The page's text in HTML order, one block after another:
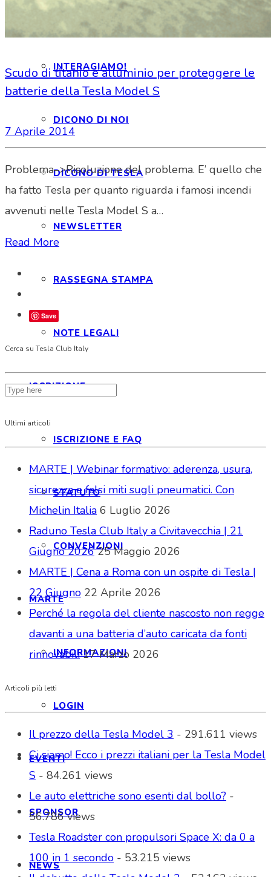
INTERAGIAMO!
DICONO DI NOI
DICONO DI TESLA
NEWSLETTER
RASSEGNA STAMPA
NOTE LEGALI
ISCRIZIONE
ISCRIZIONE E FAQ
STATUTO
CONVENZIONI
MARTE
INFORMAZIONI
LOGIN
EVENTI
SPONSOR
NEWS
Scudo di titanio e alluminio per proteggere le
batterie della Tesla Model S
7 Aprile 2014
Problema–>Risoluzione del problema. E’ quello che
ha fatto Tesla per quanto riguarda i famosi incendi
avvenuti nelle Tesla Model S a…
Read More
Save
Cerca su Tesla Club Italy
Ultimi articoli
MARTE | Webinar formativo: aderenza, usura,
sicurezza e falsi miti sugli pneumatici. Con
Michelin Italia 6 Luglio 2026
Raduno Tesla Club Italy a Civitavecchia | 21
Giugno 2026 25 Maggio 2026
MARTE | Cena a Roma con un ospite di Tesla |
22 Giugno 22 Aprile 2026
Perché la regola del cliente nascosto non regge
davanti a una batteria d’auto caricata da fonti
rinnovabili 17 Marzo 2026
Articoli più letti
Il prezzo della Tesla Model 3 - 291.611 views
Ci siamo! Ecco i prezzi italiani per la Tesla Model
S - 84.261 views
Le auto elettriche sono esenti dal bollo? -
56.786 views
Tesla Roadster con propulsori Space X: da 0 a
100 in 1 secondo - 53.215 views